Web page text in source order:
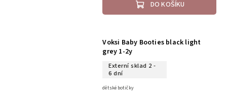
DO KOŠÍKU
Voksi Baby Booties black light
grey 1-2y
Externí sklad 2 -
6 dní
dětské botičky